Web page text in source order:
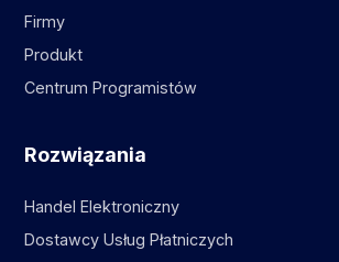
Firmy
Produkt
Centrum Programistów
Rozwiązania
Handel Elektroniczny
Dostawcy Usług Płatniczych